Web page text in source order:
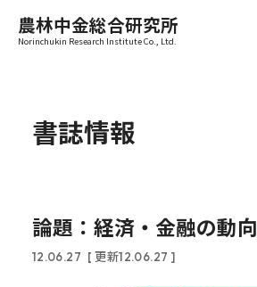
農林中金総合研究所
Norinchukin Research Institute Co., Ltd.
書誌情報
論題：経済・金融の動向
12.06.27 [ 更新12.06.27 ]